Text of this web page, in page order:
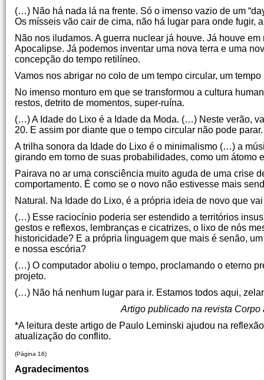
(…) Não há nada lá na frente. Só o imenso vazio de um
Os mísseis vão cair de cima, não há lugar para onde fugir,
Não nos iludamos. A guerra nuclear já houve. Já houve
Apocalipse. Já podemos inventar uma nova terra e uma
concepção do tempo retilíneo.
Vamos nos abrigar no colo de um tempo circular, um
No imenso monturo em que se transformou a cultura
restos, detrito de momentos, super-ruína.
(…) A Idade do Lixo é a Idade da Moda. (…) Neste verão,
20. E assim por diante que o tempo circular não pode
A trilha sonora da Idade do Lixo é o minimalismo (…) a
girando em torno de suas probabilidades, como um átomo
Pairava no ar uma consciência muito aguda de uma crise
comportamento. É como se o novo não estivesse mais
Natural. Na Idade do Lixo, é a própria ideia de novo que
(…) Esse raciocínio poderia ser estendido a territórios
gestos e reflexos, lembranças e cicatrizes, o lixo de nós
historicidade? E a própria linguagem que mais é senão,
e nossa escória?
(…) O computador aboliu o tempo, proclamando o eterno
projeto.
(…) Não há nenhum lugar para ir. Estamos todos aqui,
Artigo publicado na revista Corpo
*A leitura deste artigo de Paulo Leminski ajudou na
atualização do conflito.
(Página 16)
Agradecimentos